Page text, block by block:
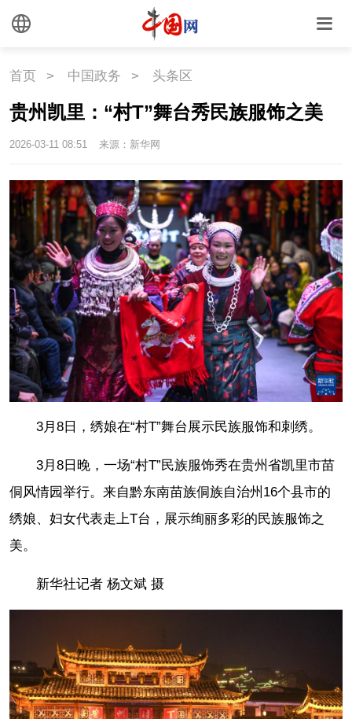
首页 > 中国政务 > 头条区
贵州凯里：“村T”舞台秀民族服饰之美
2026-03-11 08:51 来源：新华网
3月8日，绣娘在“村T”舞台展示民族服饰和刺绣。
3月8日晚，一场“村T”民族服饰秀在贵州省凯里市苗
侗风情园举行。来自黔东南苗族侗族自治州16个县市的
绣娘、妇女代表走上T台，展示绚丽多彩的民族服饰之
美。
新华社记者 杨文斌 摄